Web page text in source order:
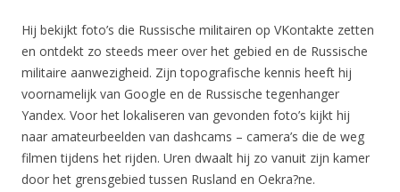
Hij bekijkt foto’s die Russische militairen op VKontakte zetten
en ontdekt zo steeds meer over het gebied en de Russische
militaire aanwezigheid. Zijn topografische kennis heeft hij
voornamelijk van Google en de Russische tegenhanger
Yandex. Voor het lokaliseren van gevonden foto’s kijkt hij
naar amateurbeelden van dashcams – camera’s die de weg
filmen tijdens het rijden. Uren dwaalt hij zo vanuit zijn kamer
door het grensgebied tussen Rusland en Oekra?ne.